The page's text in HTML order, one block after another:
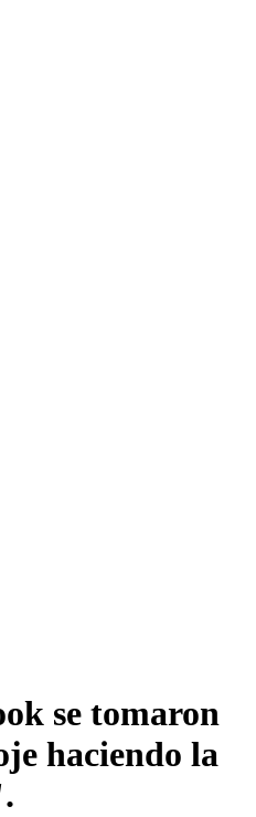
se tomaron
haciendo la